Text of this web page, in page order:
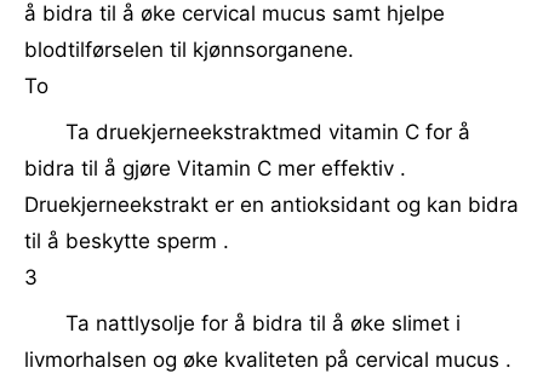
å bidra til å øke cervical mucus samt hjelpe
blodtilførselen til kjønnsorganene.
To
Ta druekjerneekstraktmed vitamin C for å
bidra til å gjøre Vitamin C mer effektiv .
Druekjerneekstrakt er en antioksidant og kan bidra
til å beskytte sperm .
3
Ta nattlysolje for å bidra til å øke slimet i
livmorhalsen og øke kvaliteten på cervical mucus .